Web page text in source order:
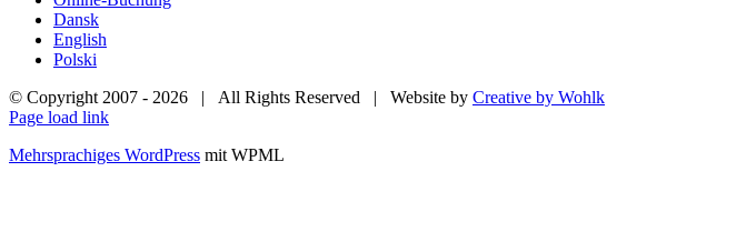
Dansk
English
Polski
© Copyright 2007 - 2026 | All Rights Reserved | Website by Creative by Wohlk
Page load link
Mehrsprachiges WordPress mit WPML